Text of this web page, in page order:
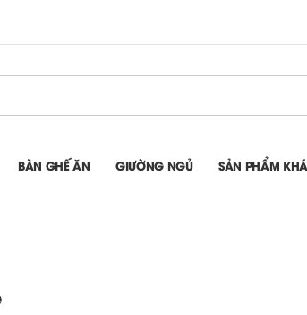
BÀN GHẾ ĂN GIƯỜNG NGỦ SẢN PHẨM